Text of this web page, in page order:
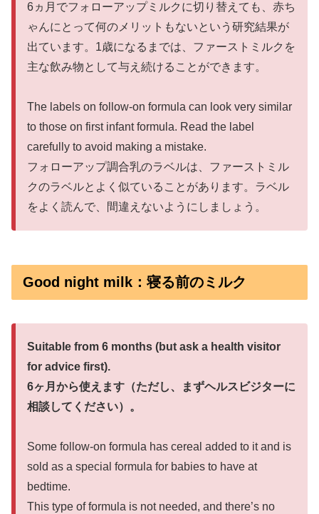
6ヵ月でフォローアップミルクに切り替えても、赤ち
ゃんにとって何のメリットもないという研究結果が
出ています。1歳になるまでは、ファーストミルクを
主な飲み物として与え続けることができます。
The labels on follow-on formula can look very similar
to those on first infant formula. Read the label
carefully to avoid making a mistake.
フォローアップ調合乳のラベルは、ファーストミル
クのラベルとよく似ていることがあります。ラベル
をよく読んで、間違えないようにしましょう。
Good night milk：寝る前のミルク
Suitable from 6 months (but ask a health visitor
for advice first).
6ヶ月から使えます（ただし、まずヘルスビジターに
相談してください）。
Some follow-on formula has cereal added to it and is
sold as a special formula for babies to have at
bedtime.
This type of formula is not needed, and there’s no